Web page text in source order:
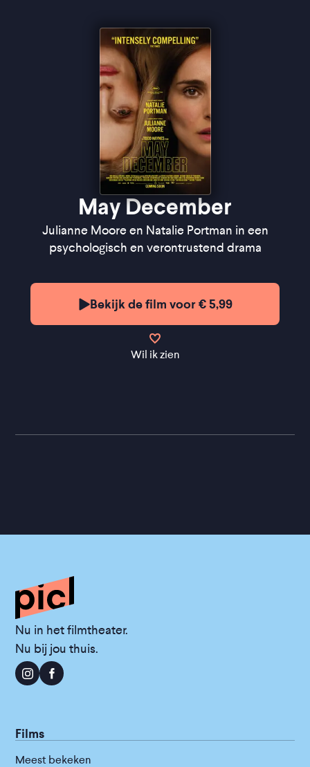
May December
Julianne Moore en Natalie Portman in een
psychologisch en verontrustend drama
Bekijk de film voor € 5,99
Wil ik zien
Nu in het filmtheater.
Nu bij jou thuis.
Films
Meest bekeken